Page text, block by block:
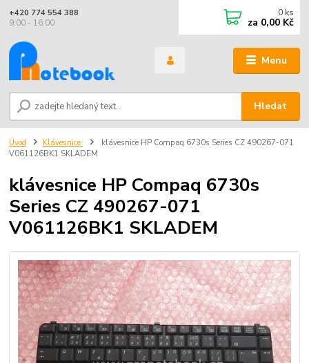
Menu
Hledat
+420 774 554 388
9:00 - 16:00
0 ks
za 0,00 Kč
Úvod Klávesnice
klávesnice HP Compaq 6730s Series CZ 490267-071
V061126BK1 SKLADEM
klávesnice HP Compaq 6730s
Series CZ 490267-071
V061126BK1 SKLADEM